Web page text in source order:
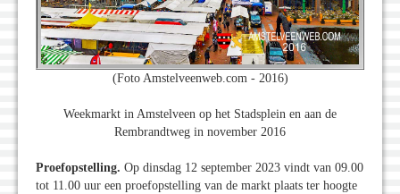
(Foto Amstelveenweb.com - 2016)
Weekmarkt in Amstelveen op het Stadsplein en aan de
Rembrandtweg in november 2016
Proefopstelling. Op dinsdag 12 september 2023 vindt van 09.00
tot 11.00 uur een proefopstelling van de markt plaats ter hoogte